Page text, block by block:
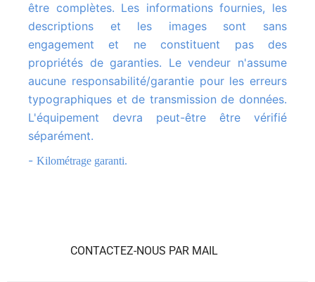
être complètes. Les informations fournies, les
descriptions et les images sont sans
engagement et ne constituent pas des
propriétés de garanties. Le vendeur n'assume
aucune responsabilité/garantie pour les erreurs
typographiques et de transmission de données.
L'équipement devra peut-être être vérifié
séparément.
Kilométrage garanti.
CONTACTEZ-NOUS PAR MAIL